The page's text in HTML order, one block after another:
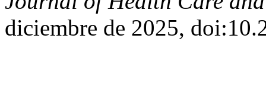
diciembre de 2025,